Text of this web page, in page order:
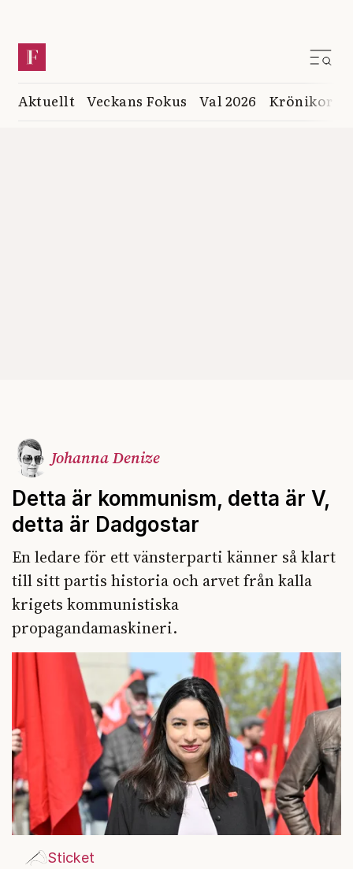
Aktuellt Veckans Fokus Val 2026 Krönikor
Johanna Denize
Detta är kommunism, detta är V,
detta är Dadgostar
En ledare för ett vänsterparti känner så klart
till sitt partis historia och arvet från kalla
krigets kommunistiska
propagandamaskineri.
Sticket